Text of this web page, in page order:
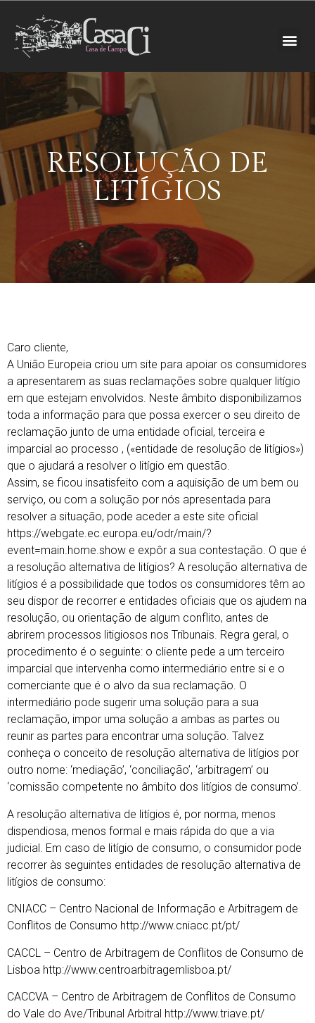
RESOLUÇÃO DE
LITÍGIOS
Caro cliente,
A União Europeia criou um site para apoiar os consumidores
a apresentarem as suas reclamações sobre qualquer litígio
em que estejam envolvidos. Neste âmbito disponibilizamos
toda a informação para que possa exercer o seu direito de
reclamação junto de uma entidade oficial, terceira e
imparcial ao processo , («entidade de resolução de litígios»)
que o ajudará a resolver o litígio em questão.
Assim, se ficou insatisfeito com a aquisição de um bem ou
serviço, ou com a solução por nós apresentada para
resolver a situação, pode aceder a este site oficial
https://webgate.ec.europa.eu/odr/main/?
event=main.home.show e expôr a sua contestação. O que é
a resolução alternativa de litígios? A resolução alternativa de
litígios é a possibilidade que todos os consumidores têm ao
seu dispor de recorrer e entidades oficiais que os ajudem na
resolução, ou orientação de algum conflito, antes de
abrirem processos litigiosos nos Tribunais. Regra geral, o
procedimento é o seguinte: o cliente pede a um terceiro
imparcial que intervenha como intermediário entre si e o
comerciante que é o alvo da sua reclamação. O
intermediário pode sugerir uma solução para a sua
reclamação, impor uma solução a ambas as partes ou
reunir as partes para encontrar uma solução. Talvez
conheça o conceito de resolução alternativa de litígios por
outro nome: ‘mediação’, ‘conciliação’, ‘arbitragem’ ou
‘comissão competente no âmbito dos litígios de consumo’.
A resolução alternativa de litígios é, por norma, menos
dispendiosa, menos formal e mais rápida do que a via
judicial. Em caso de litígio de consumo, o consumidor pode
recorrer às seguintes entidades de resolução alternativa de
litígios de consumo:
CNIACC – Centro Nacional de Informação e Arbitragem de
Conflitos de Consumo http://www.cniacc.pt/pt/
CACCL – Centro de Arbitragem de Conflitos de Consumo de
Lisboa http://www.centroarbitragemlisboa.pt/
CACCVA – Centro de Arbitragem de Conflitos de Consumo
do Vale do Ave/Tribunal Arbitral http://www.triave.pt/